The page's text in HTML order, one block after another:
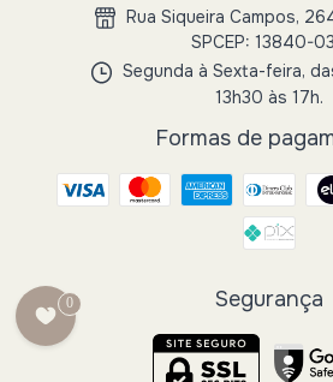
Rua Siqueira Campos,
SPCEP: 13840-
Segunda à Sexta-feira,
13h30 às 17h.
Formas de
Segurança
0